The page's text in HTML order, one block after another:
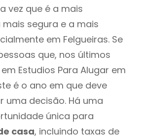
vez que é a mais
segura e a mais
em Felgueiras. Se
que, nos últimos
Estudios Para Alugar em
é o ano em que deve
uma decisão. Há uma
única para
casa, incluindo taxas de